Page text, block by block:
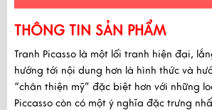
THÔNG TIN SẢN PHẨM
Tranh Picasso là một lối tranh hiện đại,
hướng tới nội dung hơn là hình thức và
“chân thiện mỹ” đặc biệt hơn với những
Piccasso còn có một ý nghĩa đặc trưng